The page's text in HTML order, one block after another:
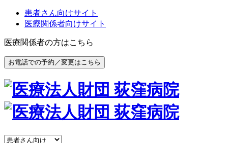
患者さん向けサイト
医療関係者向けサイト
医療関係者の方はこちら
お電話での予約／変更はこちら